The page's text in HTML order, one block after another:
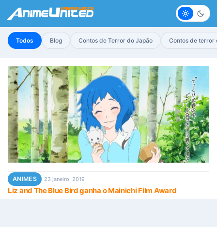
Claro
Todos Blog Contos de Terror do Japão Contos de terror
ANIMES 23 janeiro, 2019
Liz and The Blue Bird ganha o Mainichi Film Award